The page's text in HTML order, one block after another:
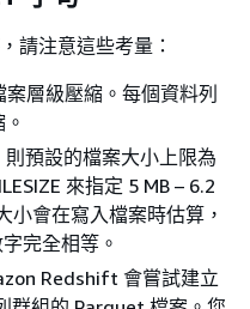
請注意這些考量：
層級壓縮。每個資料列
則預設的檔案大小上限為
來指定 5 MB – 6.2
小會在寫入檔案時估算，
完全相等。
Redshift 會嘗試建立